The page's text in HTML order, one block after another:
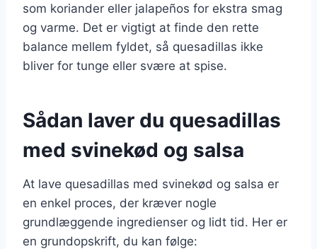
som koriander eller jalapeños for ekstra smag
og varme. Det er vigtigt at finde den rette
balance mellem fyldet, så quesadillas ikke
bliver for tunge eller svære at spise.
Sådan laver du quesadillas
med svinekød og salsa
At lave quesadillas med svinekød og salsa er
en enkel proces, der kræver nogle
grundlæggende ingredienser og lidt tid. Her er
en grundopskrift, du kan følge: